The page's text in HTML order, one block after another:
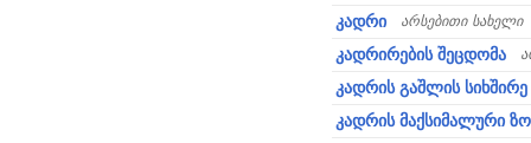
კადრი არსებითი სახელი
კადრირების შეცდომა
კადრის გაშლის სიხშირე
კადრის მაქსიმალური